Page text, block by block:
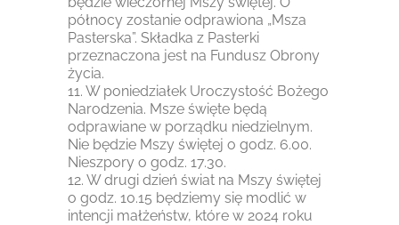
północy zostanie odprawiona „Msza
Pasterska”. Składka z Pasterki
przeznaczona jest na Fundusz Obrony
życia.
11. W poniedziałek Uroczystość Bożego
Narodzenia. Msze święte będą
odprawiane w porządku niedzielnym.
Nie będzie Mszy świętej o godz. 6.00.
Nieszpory o godz. 17.30.
12. W drugi dzień świat na Mszy świętej
o godz. 10.15 będziemy się modlić w
intencji małżeństw, które w 2024 roku